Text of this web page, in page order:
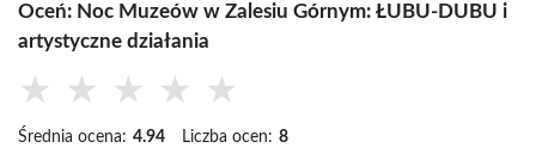
Oceń: Noc Muzeów w Zalesiu Górnym: ŁUBU-DUBU i
artystyczne działania
★ ★ ★ ★ ★
Średnia ocena: 4.94 Liczba ocen: 8